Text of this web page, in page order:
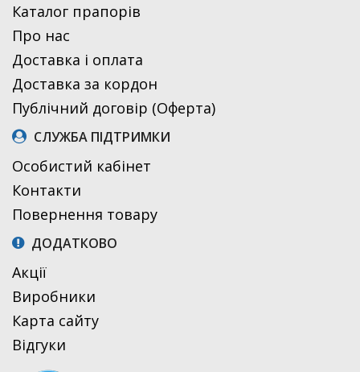
Каталог прапорів
Про нас
Доставка і оплата
Доставка за кордон
Публічний договір (Оферта)
СЛУЖБА ПІДТРИМКИ
Особистий кабінет
Контакти
Повернення товару
ДОДАТКОВО
Акції
Виробники
Карта сайту
Відгуки